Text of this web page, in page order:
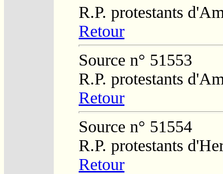
R.P. protestants
Retour
Source n° 51553
R.P. protestants
Retour
Source n° 51554
R.P. protestants
Retour